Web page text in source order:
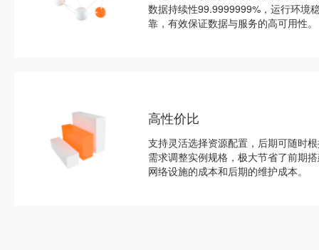
数据持续性99.9999999%，运行环境
靠，有效保证数据与服务的高可用性。
高性价比
支持灵活选择资源配置，后期可随时
需求调整实例规格，极大节省了前期
网络设施的成本和后期的维护成本。